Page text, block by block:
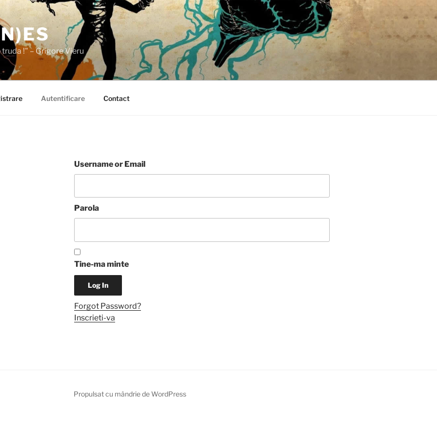
!" – Grigore Vieru
Autentificare Contact
Username or Email
Parola
Tine-ma minte
Forgot Password?
Inscrieti-va
Propulsat cu mândrie de WordPress